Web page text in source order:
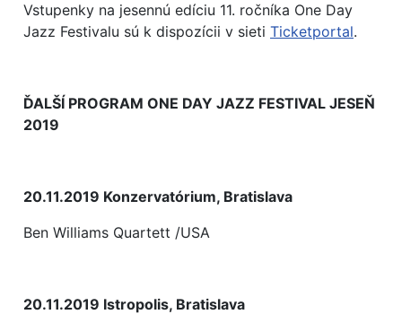
Vstupenky na jesennú edíciu 11. ročníka One Day
Jazz Festivalu sú k dispozícii v sieti Ticketportal.
ĎALŠÍ PROGRAM ONE DAY JAZZ FESTIVAL JESEŇ
2019
20.11.2019 Konzervatórium, Bratislava
Ben Williams Quartett /USA
20.11.2019 Istropolis, Bratislava